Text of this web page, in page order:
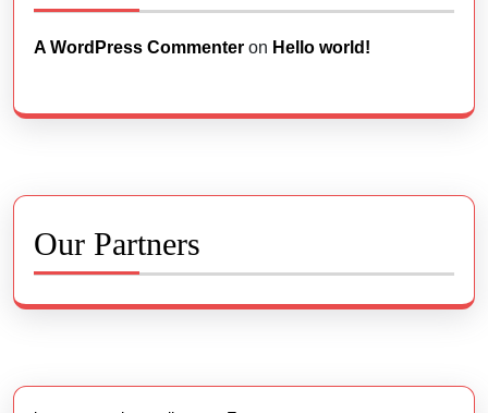
A WordPress Commenter on Hello world!
Our Partners